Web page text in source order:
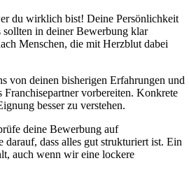
du wirklich bist! Deine Persönlichkeit
in deiner Bewerbung klar
Menschen, die mit Herzblut dabei
von deinen bisherigen Erfahrungen und
vorbereiten. Konkrete
besser zu verstehen.
deine Bewerbung auf
darauf, dass alles gut strukturiert ist. Ein
auch wenn wir eine lockere